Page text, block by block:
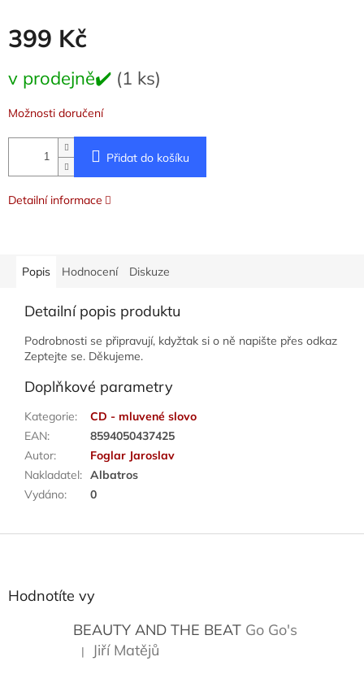
399 Kč
cena:
v prodejně✔️ (1 ks)
Možnosti doručení
Přidat do košíku
Detailní informace
Popis Hodnocení Diskuze
Detailní popis produktu
Podrobnosti se připravují, kdyžtak si o ně napište přes odkaz
Zeptejte se. Děkujeme.
Doplňkové parametry
Kategorie:
CD - mluvené slovo
EAN:
8594050437425
Autor:
Foglar Jaroslav
Nakladatel: Albatros
Vydáno: 0
Z
Hodnotíte vy
BEAUTY AND THE BEAT Go Go's
Hodnocení produktu je 5 z 5 hvězdiček.
| Jiří Matějů